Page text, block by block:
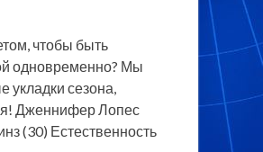
чтобы быть
одновременно? Мы
укладки сезона,
Дженнифер Лопес
(30) Естественность